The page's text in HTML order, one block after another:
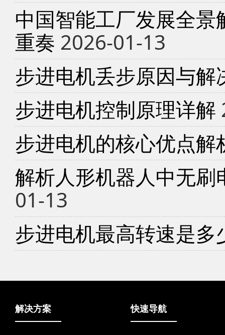
中国智能工厂发展全
重奏 2026-01-13
步进电机丢步原因与解
步进电机控制原理详解
步进电机的核心优点解
解析人形机器人中无
01-13
步进电机最高转速是多
解决方案 快速导航